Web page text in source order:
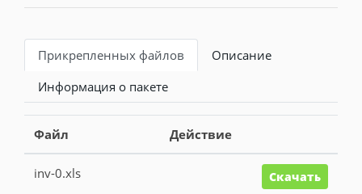
Прикрепленных файлов
Описание
Информация о пакете
Файл Действие
inv-0.xls Скачать